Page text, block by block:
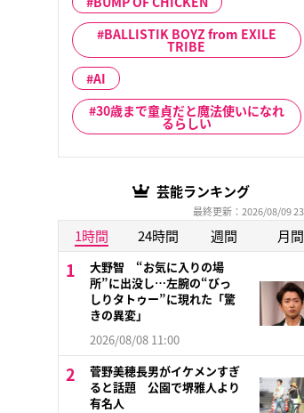
BALLISTIK BOYZ from EXILE
TRIBE
AI
30歳まで童貞だと魔法使いになれ
るらしい
芸能ランキング
最終更新：2026/08/09
1時間 24時間 週間 月間
大野智 “お気に入りの場
所”に出没し…左腕の“びっ
しりタトゥー”に現れた「驚
きの異変」
2026/08/08 11:00
菅野美穂長男がイケメンすぎ
ると話題 公園で堺雅人より
有名人